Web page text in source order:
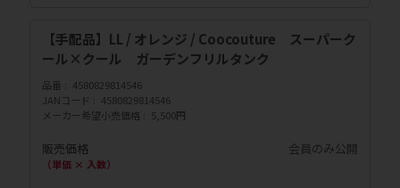
【手配品】LL / オレンジ / Coocouture スーパーク
ール×クール ガーデンフリルタンク
品番
4580829814546
JANコード
4580829814546
メーカー希望小売価格
5,500円
販売価格
（単価 × 入数）
会員のみ公開